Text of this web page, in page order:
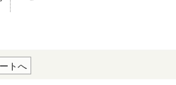
トへ